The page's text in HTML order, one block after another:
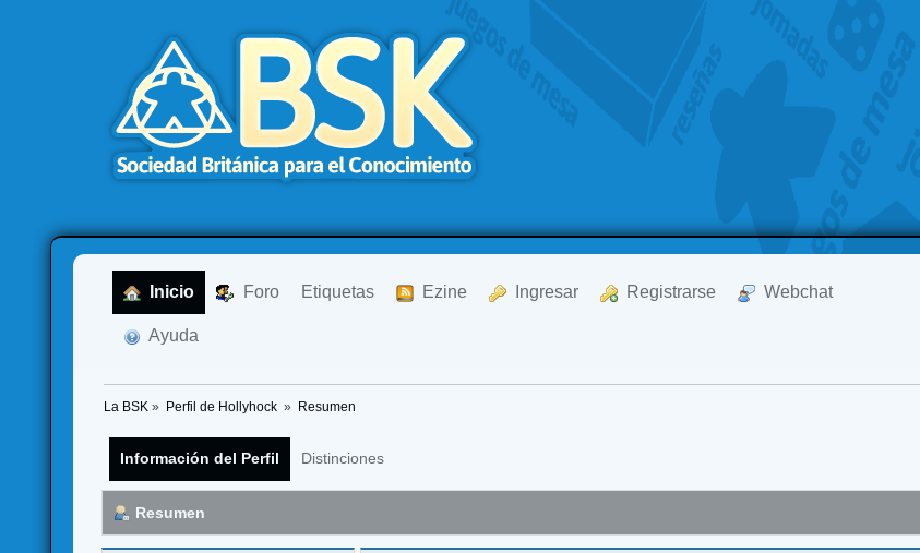
Inicio Foro Etiquetas Ezine Ingresar Registrarse Webchat
Ayuda
La BSK » Perfil de Hollyhock » Resumen
Información del Perfil Distinciones
Resumen